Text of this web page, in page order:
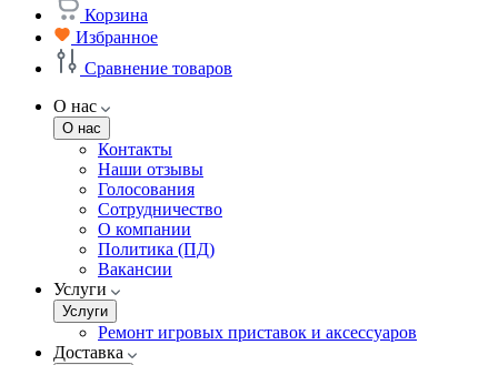
Корзина
Избранное
Сравнение товаров
О нас
О нас
Контакты
Наши отзывы
Голосования
Сотрудничество
О компании
Политика (ПД)
Вакансии
Услуги
Услуги
Ремонт игровых приставок и аксессуаров
Доставка